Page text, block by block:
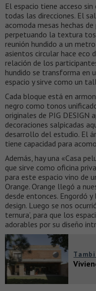
El espacio tiene acceso
todas las direcciones. El
acomoda mesas hechas
perpetuando la textura
reunión hundido a un
asientos circular hace
relación de los
hundido se transforma en
espacio y sirve como un
Cada bloque está en
negro como tonos
originales de PIG DESIGN
decoraciones salpicadas
desarrollo del estudio. El
tiene capacidad para
Además, hay una «Casa
que sirve como oficina
para este espacio vino de
Orange. Orange llegó a
desde entonces. Engordó
design. Luego se nos
ternura’, para que los
adorables por su diseño